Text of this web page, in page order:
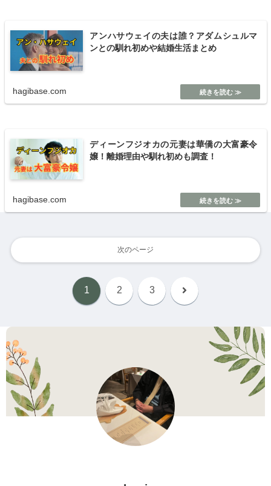
アンハサウェイの夫は誰？アダムシュルマ
ンとの馴れ初めや結婚生活まとめ
hagibase.com
ディーンフジオカの元妻は華僑の大富豪令
嬢！離婚理由や馴れ初めも調査！
hagibase.com
次のページ
1 2 3 次